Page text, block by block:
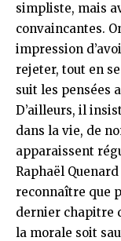
simpliste, mais
convaincantes.
impression
rejeter, tout en
suit les pensées
D’ailleurs, il
dans la vie, de
apparaissent
Raphaël
reconnaître que
dernier chapitre
la morale soit